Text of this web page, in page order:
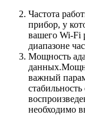
Частота
прибор, у
вашего Wi-Fi
диапазоне
Мощность
важный
необходимо